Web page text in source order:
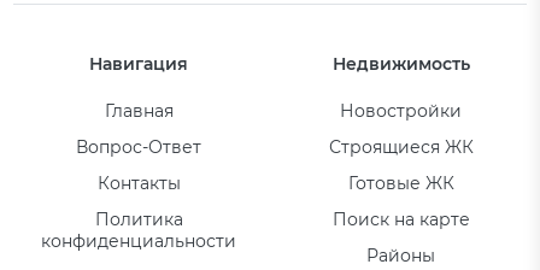
Навигация
Главная
Вопрос-Ответ
Контакты
Политика
конфиденциальности
Недвижимость
Новостройки
Строящиеся ЖК
Готовые ЖК
Поиск на карте
Районы